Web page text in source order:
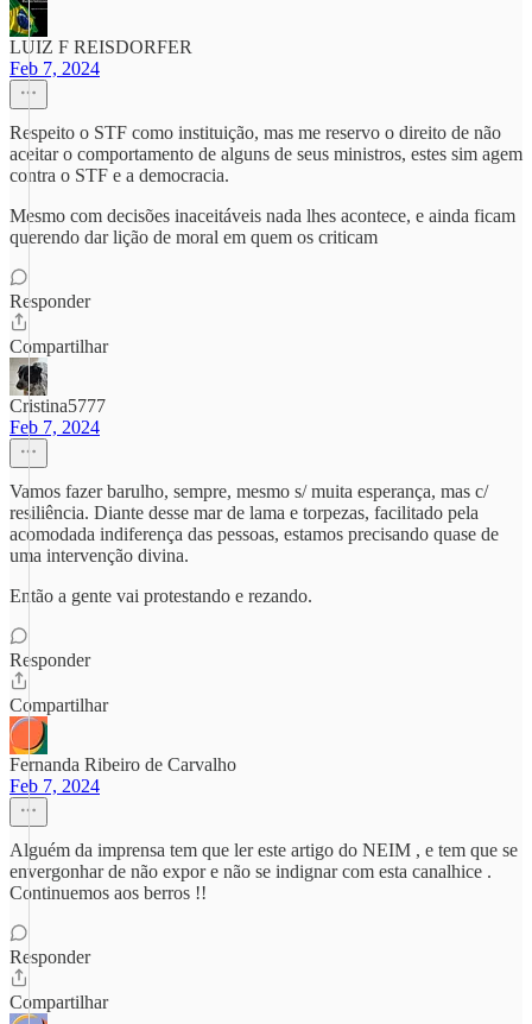
LUIZ F REISDORFER
Feb 7, 2024
Respeito o STF como instituição, mas me reservo o direito de não
aceitar o comportamento de alguns de seus ministros, estes sim agem
contra o STF e a democracia.
Mesmo com decisões inaceitáveis nada lhes acontece, e ainda ficam
querendo dar lição de moral em quem os criticam
Responder
Compartilhar
Cristina5777
Feb 7, 2024
Vamos fazer barulho, sempre, mesmo s/ muita esperança, mas c/
resiliência. Diante desse mar de lama e torpezas, facilitado pela
acomodada indiferença das pessoas, estamos precisando quase de
uma intervenção divina.
Então a gente vai protestando e rezando.
Responder
Compartilhar
Fernanda Ribeiro de Carvalho
Feb 7, 2024
Alguém da imprensa tem que ler este artigo do NEIM , e tem que se
envergonhar de não expor e não se indignar com esta canalhice .
Continuemos aos berros !!
Responder
Compartilhar